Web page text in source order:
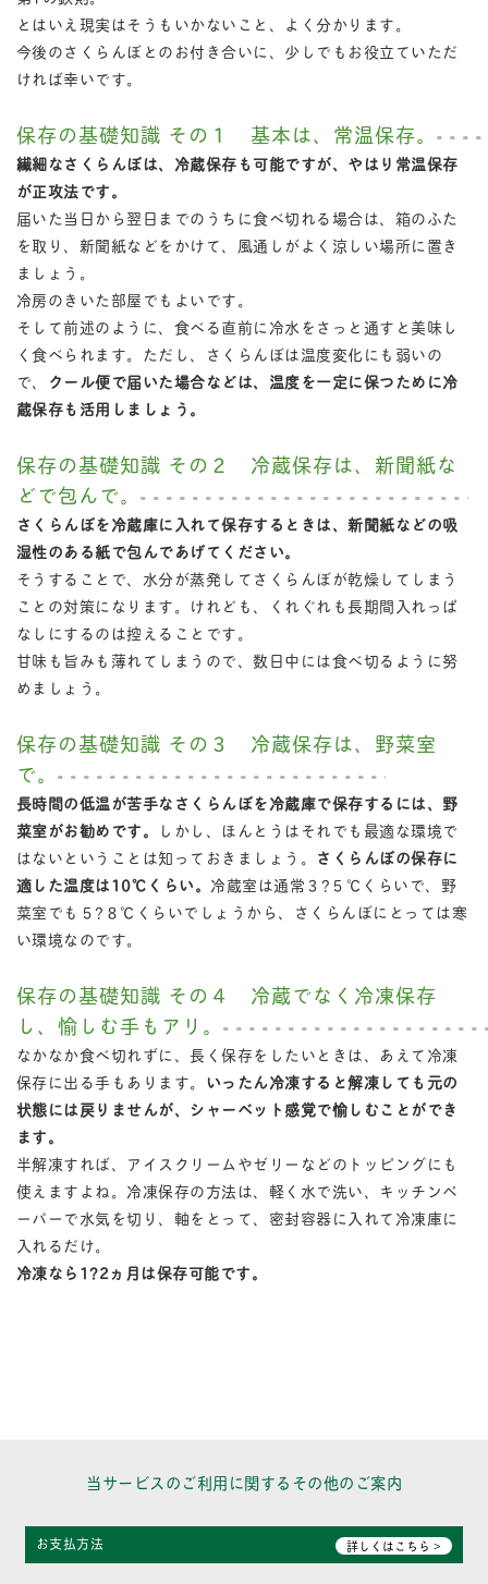
とはいえ現実はそうもいかないこと、よく分かります。
今後のさくらんぼとのお付き合いに、少しでもお役立ていただ
ければ幸いです。
保存の基礎知識 その１ 基本は、常温保存。
繊細なさくらんぼは、冷蔵保存も可能ですが、やはり常温保存
が正攻法です。
届いた当日から翌日までのうちに食べ切れる場合は、箱のふた
を取り、新聞紙などをかけて、風通しがよく涼しい場所に置き
ましょう。
冷房のきいた部屋でもよいです。
そして前述のように、食べる直前に冷水をさっと通すと美味し
く食べられます。ただし、さくらんぼは温度変化にも弱いの
で、 クール便で届いた場合などは、温度を一定に保つために冷
蔵保存も活用しましょう。
保存の基礎知識 その２ 冷蔵保存は、新聞紙な
どで包んで。
さくらんぼを冷蔵庫に入れて保存するときは、新聞紙などの吸
湿性のある紙で包んであげてください。
そうすることで、水分が蒸発してさくらんぼが乾燥してしまう
ことの対策になります。けれども、くれぐれも長期間入れっぱ
なしにするのは控えることです。
甘味も旨みも薄れてしまうので、数日中には食べ切るように努
めましょう。
保存の基礎知識 その３ 冷蔵保存は、野菜室
で。
長時間の低温が苦手なさくらんぼを冷蔵庫で保存するには、野
菜室がお勧めです。
しかし、ほんとうはそれでも最適な環境で
はないということは知っておきましょう。 さくらんぼの保存に
適した温度は10℃くらい。 冷蔵室は通常３?５℃くらいで、野
菜室でも５?８℃くらいでしょうから、さくらんぼにとっては寒
い環境なのです。
保存の基礎知識 その４ 冷蔵でなく冷凍保存
し、愉しむ手もアリ。
なかなか食べ切れずに、長く保存をしたいときは、あえて冷凍
保存に出る手もあります。 いったん冷凍すると解凍しても元の
状態には戻りませんが、シャーベット感覚で愉しむことができ
ます。
半解凍すれば、アイスクリームやゼリーなどのトッピングにも
使えますよね。冷凍保存の方法は、軽く水で洗い、キッチンペ
ーパーで水気を切り、軸をとって、密封容器に入れて冷凍庫に
入れるだけ。
冷凍なら1?2ヵ月は保存可能です。
当サービスのご利用に関するその他のご案内
お支払方法 詳しくはこちら >